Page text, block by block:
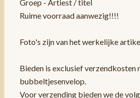
Groep - Artiest / titel
Ruime voorraad aanwezig!!!!
Foto's zijn van het werkelijke
Bieden is exclusief verzendkosten
bubbeltjesenvelop.
Voor verzending bieden we de